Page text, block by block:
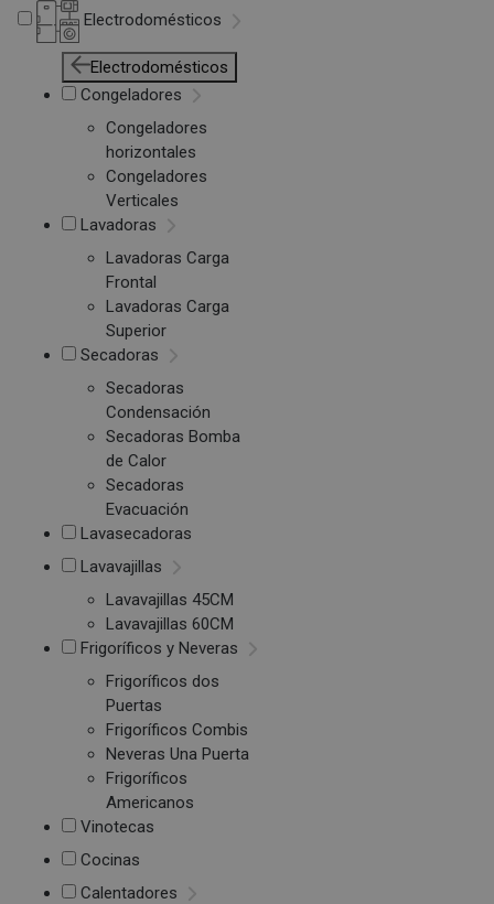
Electrodomésticos
Electrodomésticos
Congeladores
Congeladores
horizontales
Congeladores
Verticales
Lavadoras
Lavadoras Carga
Frontal
Lavadoras Carga
Superior
Secadoras
Secadoras
Condensación
Secadoras Bomba
de Calor
Secadoras
Evacuación
Lavasecadoras
Lavavajillas
Lavavajillas 45CM
Lavavajillas 60CM
Frigoríficos y Neveras
Frigoríficos dos
Puertas
Frigoríficos Combis
Neveras Una Puerta
Frigoríficos
Americanos
Vinotecas
Cocinas
Calentadores